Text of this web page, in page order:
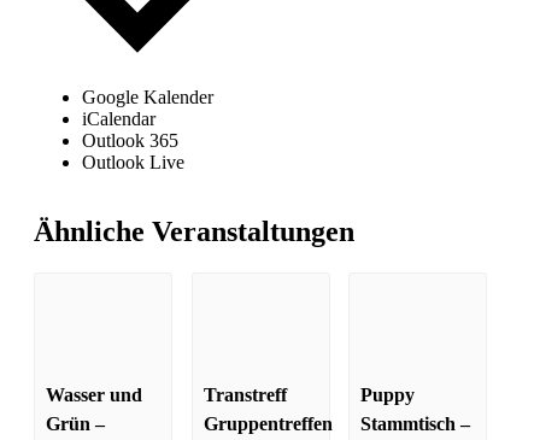
Google Kalender
iCalendar
Outlook 365
Outlook Live
Ähnliche Veranstaltungen
Wasser und
Grün –
Transtreff
Gruppentreffen
Puppy
Stammtisch –